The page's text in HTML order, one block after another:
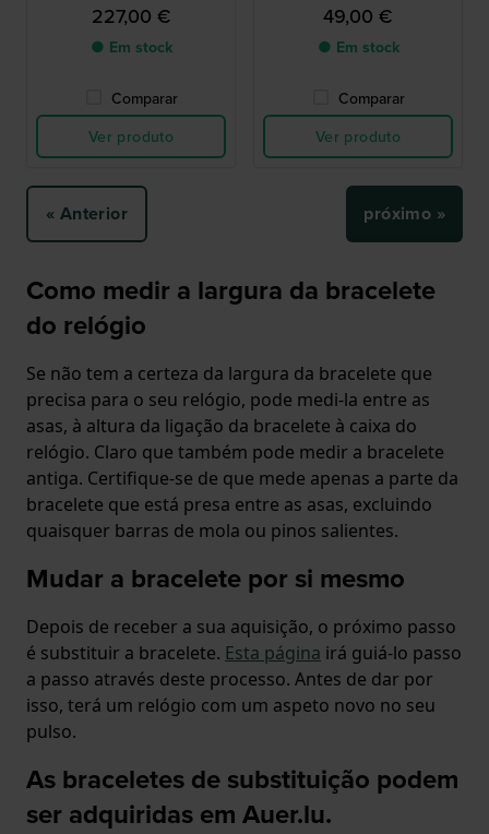
227,00 €
● Em stock
Comparar
Ver produto
49,00 €
● Em stock
Comparar
Ver produto
« Anterior próximo »
Como medir a largura da bracelete
do relógio
Se não tem a certeza da largura da bracelete que
precisa para o seu relógio, pode medi-la entre as
asas, à altura da ligação da bracelete à caixa do
relógio. Claro que também pode medir a bracelete
antiga. Certifique-se de que mede apenas a parte da
bracelete que está presa entre as asas, excluindo
quaisquer barras de mola ou pinos salientes.
Mudar a bracelete por si mesmo
Depois de receber a sua aquisição, o próximo passo
é substituir a bracelete. Esta página irá guiá-lo passo
a passo através deste processo. Antes de dar por
isso, terá um relógio com um aspeto novo no seu
pulso.
As braceletes de substituição podem
ser adquiridas em Auer.lu.